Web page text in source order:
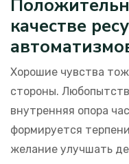
качестве
Хорошие чувства
стороны.
внутренняя опора
формируется
желание улучшать